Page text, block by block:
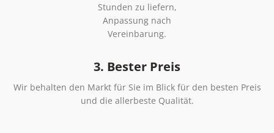
Stunden zu liefern,
Anpassung nach
Vereinbarung.
3. Bester Preis
Wir behalten den Markt für Sie im Blick für den besten Preis
und die allerbeste Qualität.